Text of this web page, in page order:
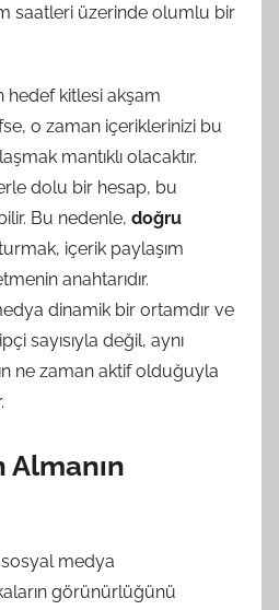
saatleri üzerinde olumlu bir
hedef kitlesi akşam
o zaman içeriklerinizi bu
mantıklı olacaktır.
dolu bir hesap, bu
Bu nedenle, doğru
içerik paylaşım
anahtarıdır.
dinamik bir ortamdır ve
sayısıyla değil, aynı
ne zaman aktif olduğuyla
Almanın
sosyal medya
görünürlüğünü